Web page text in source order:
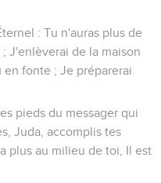
: Tu n'auras plus de
J'enlèverai de la maison
fonte ; Je préparerai
pieds du messager qui
Juda, accomplis tes
plus au milieu de toi, Il est